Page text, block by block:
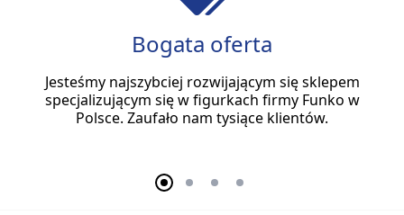
Bogata oferta
Jesteśmy najszybciej rozwijającym się sklepem
specjalizującym się w figurkach firmy Funko w
Polsce. Zaufało nam tysiące klientów.